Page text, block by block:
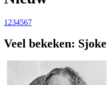
1 234567
Veel bekeken: